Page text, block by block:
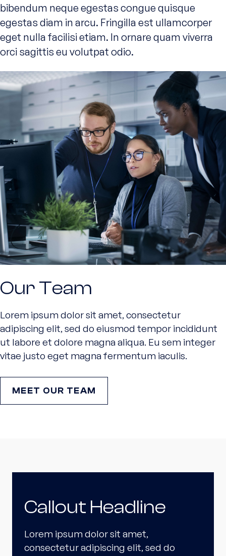
bibendum neque egestas congue quisque
egestas diam in arcu. Fringilla est ullamcorper
eget nulla facilisi etiam. In ornare quam viverra
orci sagittis eu volutpat odio.
Our Team
Lorem ipsum dolor sit amet, consectetur
adipiscing elit, sed do eiusmod tempor incididunt
ut labore et dolore magna aliqua. Eu sem integer
vitae justo eget magna fermentum iaculis.
MEET OUR TEAM
Callout Headline
Lorem ipsum dolor sit amet,
consectetur adipiscing elit, sed do